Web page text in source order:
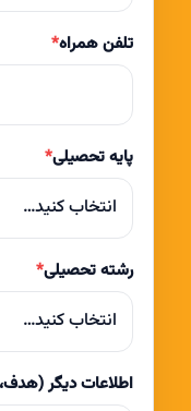
تلفن همراه*
پایه تحصیلی*
انتخاب کنید…
رشته تحصیلی*
انتخاب کنید…
اطلاعات دیگر